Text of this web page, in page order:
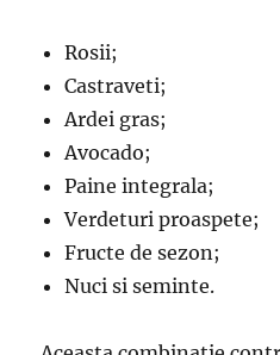
Rosii;
Castraveti;
Ardei gras;
Avocado;
Paine integrala;
Verdeturi proaspete;
Fructe de sezon;
Nuci si seminte.